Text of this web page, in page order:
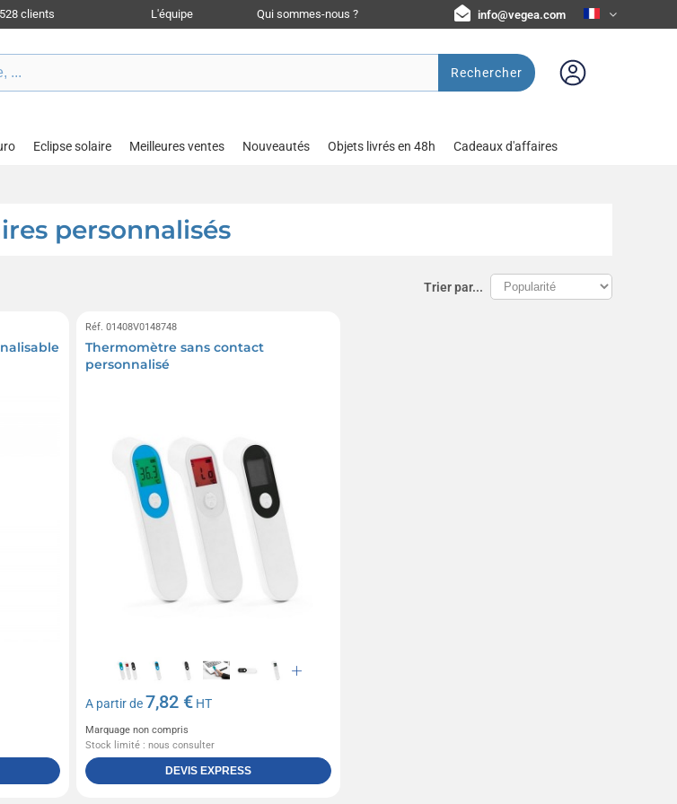
clients L'équipe Qui sommes-nous ? info@vegea.com
Rechercher
Eclipse solaire Meilleures ventes Nouveautés Objets livrés en 48h Cadeaux d'affaires
personnalisés
Trier par...
Réf. 01408V0148748
Thermomètre sans contact
personnalisé
A partir de7,82 €HT
Marquage non compris
Stock limité : nous consulter
DEVIS EXPRESS